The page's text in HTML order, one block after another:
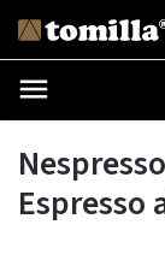
Espresso